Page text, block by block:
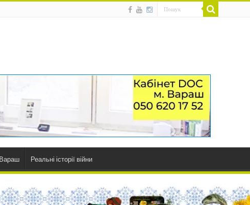
Вараш Реальні історії війни